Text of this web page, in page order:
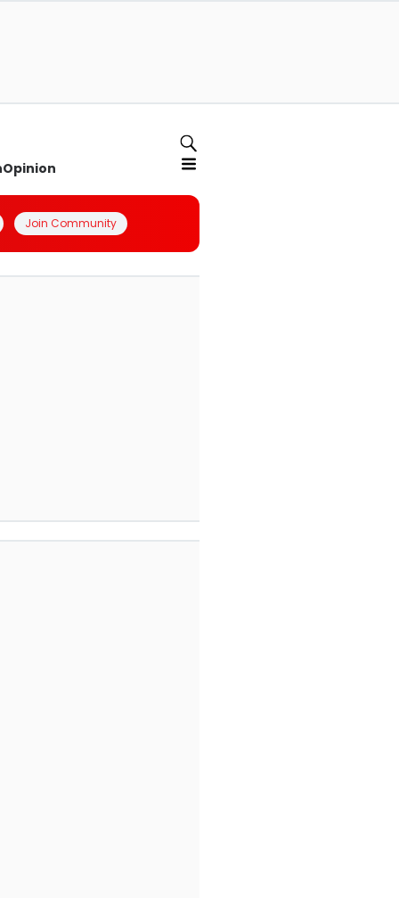
Opinion
Join Community